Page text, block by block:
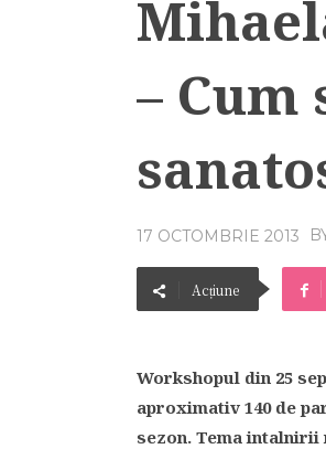
–
17 OCTOMBRIE 2013
Acțiune
Workshopul din 25
aproximativ 140 de
sezon. Tema